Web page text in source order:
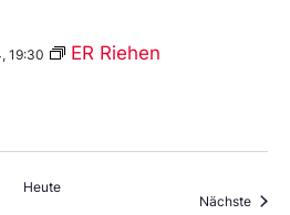
19:30 ER Riehen
Heute
Nächste